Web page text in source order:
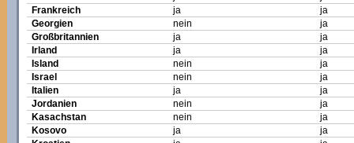
Frankreich
ja
ja
Georgien
nein
ja
Großbritannien
ja
ja
Irland
ja
ja
Island
nein
ja
Israel
nein
ja
Italien
ja
ja
Jordanien
nein
ja
Kasachstan
nein
ja
Kosovo
ja
ja